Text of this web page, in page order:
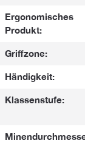
Ergonomisches
Produkt:
Griffzone:
Händigkeit:
Klassenstufe: